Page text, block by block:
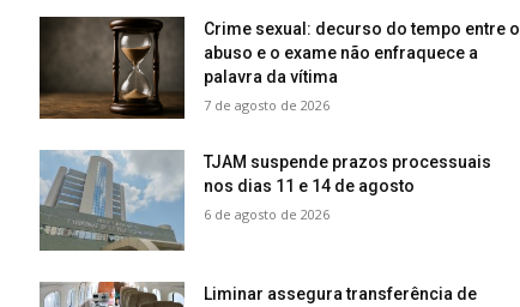
Crime sexual: decurso do tempo entre o
abuso e o exame não enfraquece a
palavra da vítima
7 de agosto de 2026
TJAM suspende prazos processuais
nos dias 11 e 14 de agosto
6 de agosto de 2026
Liminar assegura transferência de